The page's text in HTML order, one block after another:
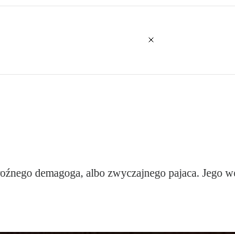
demagoga, albo zwyczajnego pajaca. Jego